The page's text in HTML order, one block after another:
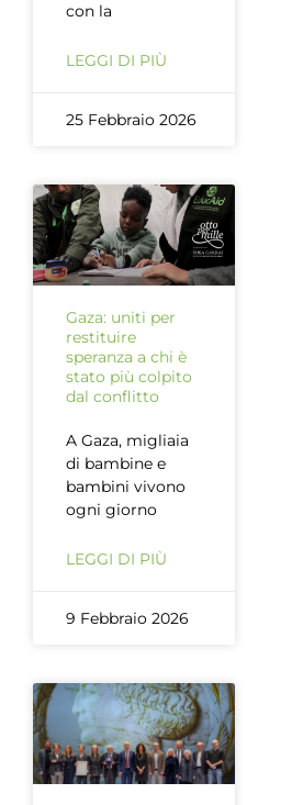
con la
LEGGI DI PIÙ
25 Febbraio 2026
Gaza: uniti per
restituire
speranza a chi è
stato più colpito
dal conflitto
A Gaza, migliaia
di bambine e
bambini vivono
ogni giorno
LEGGI DI PIÙ
9 Febbraio 2026